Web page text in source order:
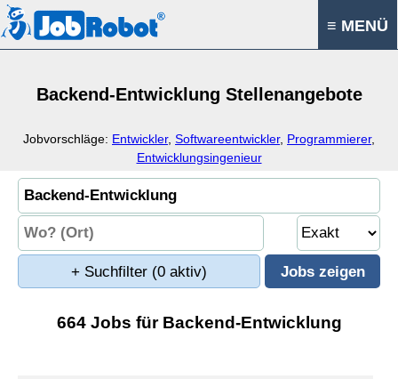
≡ MENÜ
Backend-Entwicklung Stellenangebote
Jobvorschläge: Entwickler, Softwareentwickler, Programmierer,
Entwicklungsingenieur
+ Suchfilter (0 aktiv)
664 Jobs für Backend-Entwicklung